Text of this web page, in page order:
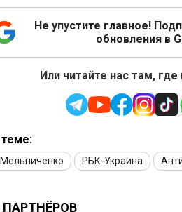
Не упустите главное!
обновления в
Или читайте нас там,
РБК-Украина